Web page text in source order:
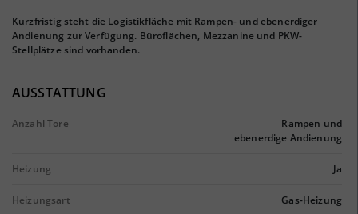
Kurzfristig steht die Logistikfläche mit Rampen- und ebenerdiger
Andienung zur Verfügung. Büroflächen, Mezzanine und PKW-
Stellplätze sind vorhanden.
AUSSTATTUNG
Anzahl Tore
Rampen und
ebenerdige Andienung
Heizung Ja
Heizungsart Gas-Heizung